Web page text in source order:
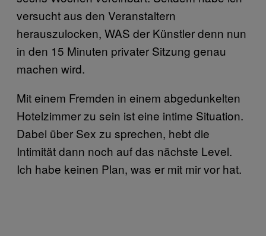
versucht aus den Veranstaltern
herauszulocken, WAS der Künstler denn nun
in den 15 Minuten privater Sitzung genau
machen wird.
Mit einem Fremden in einem abgedunkelten
Hotelzimmer zu sein ist eine intime Situation.
Dabei über Sex zu sprechen, hebt die
Intimität dann noch auf das nächste Level.
Ich habe keinen Plan, was er mit mir vor hat.